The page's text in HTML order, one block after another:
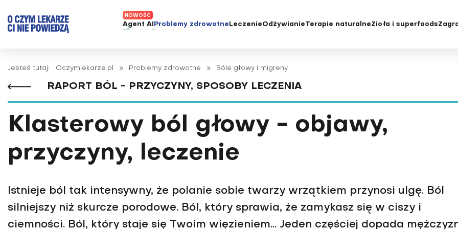
Agent AI Problemy zdrowotne
Bezsenność
Bóle głowy i migreny
Choroba Alzheimera
Choroba Parkinsona
Choroby jelit
Choroby tarczycy
Choroby układu pokarmowego
Choroby wątroby
Nadciśnienie
Nadwaga i
Niepłodność
LeczenieOdżywianie
suplementacja
Terapie naturalneZioła i superfoods
Jesteś tutaj: Oczymlekarze.pl » Problemy zdrowotne » Bóle głowy i migreny
RAPORT BÓL - PRZYCZYNY, SPOSOBY LECZENIA
Klasterowy ból głowy - objawy,
przyczyny, leczenie
Istnieje ból tak intensywny, że polanie sobie twarzy wrzątkiem przynosi ulgę. Ból
silniejszy niż skurcze porodowe. Ból, który sprawia, że zamykasz się w ciszy i
ciemności. Ból, który staje się Twoim więzieniem... Jeden częściej dopada